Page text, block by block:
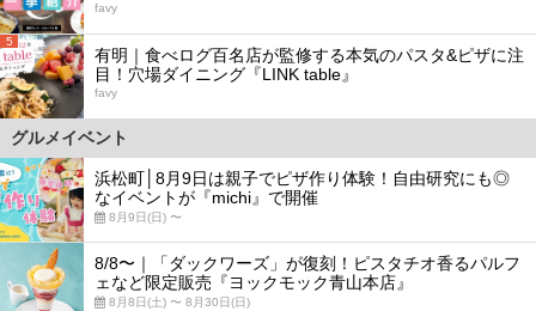
favy
5
有明｜食べログ百名店が監修する本気のパスタ&ピザに注
目！穴場ダイニング『LINK table』
favy
グルメイベント
浜松町│8月9日は親子でピザ作り体験！自由研究にも◎
なイベントが『michi』で開催
8月9日(日) 〜
8/8〜｜「ダックワーズ」が復刻！ピスタチオ香るパルフ
ェなど限定販売『ヨックモック青山本店』
8月8日(土) 〜 8月30日(日)